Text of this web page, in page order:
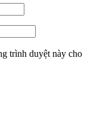
trình duyệt này cho